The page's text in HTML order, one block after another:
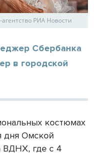
РИА Новости
Сбербанка
в городской
костюмах
дня Омской
ВДНХ, где с 4